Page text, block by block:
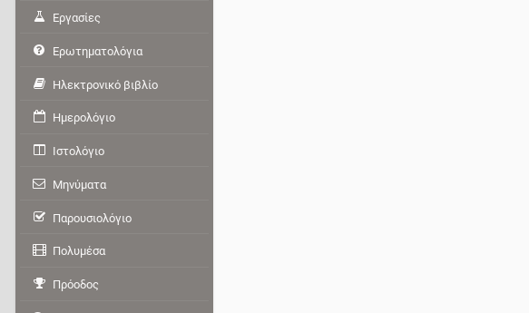
Εργασίες
Ερωτηματολόγια
Ηλεκτρονικό βιβλίο
Ημερολόγιο
Ιστολόγιο
Μηνύματα
Παρουσιολόγιο
Πολυμέσα
Πρόοδος